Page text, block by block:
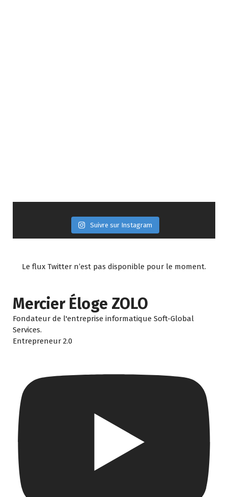
Suivre sur Instagram
Le flux Twitter n’est pas disponible pour le moment.
Mercier Éloge ZOLO
Fondateur de l'entreprise informatique Soft-Global
Services.
Entrepreneur 2.0